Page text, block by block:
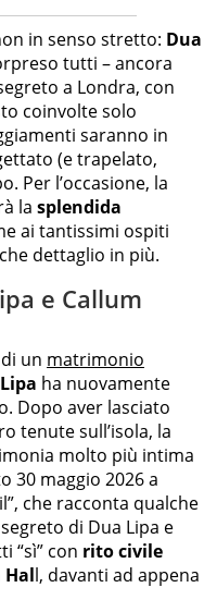
in senso stretto: Dua
tutti – ancora
a Londra, con
coinvolte solo
saranno in
(e trapelato,
Per l’occasione, la
la splendida
ai tantissimi ospiti
dettaglio in più.
e Callum
un matrimonio
ha nuovamente
Dopo aver lasciato
tenute sull’isola, la
molto più intima
30 maggio 2026 a
che racconta qualche
di Dua Lipa e
“sì” con rito civile
Hall, davanti ad appena